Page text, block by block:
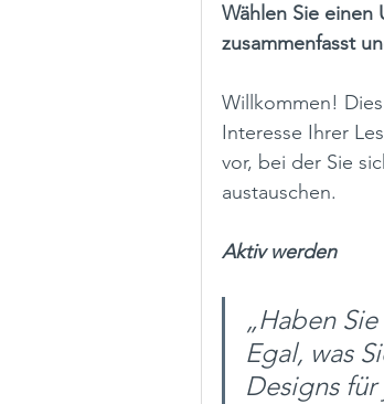
Wählen Sie
zusammenfasst
Willkommen!
Interesse Ihrer
vor, bei der Sie
austauschen.
Aktiv werden
„Haben
Egal, was
Designs